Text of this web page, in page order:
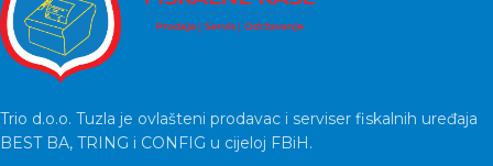
Trio d.o.o. Tuzla je ovlašteni prodavac i serviser fiskalnih uređaja
BEST BA, TRING i CONFIG u cijeloj FBiH.